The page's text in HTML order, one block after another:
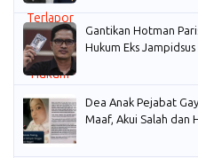
Gantikan Hotman
Hukum Eks
Dea Anak Pejabat
Maaf, Akui Salah dan